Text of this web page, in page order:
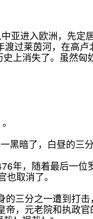
亚进入欧洲，先定
过莱茵河，在高卢
上消失了。虽然匈
黑暗了，白昼的三
年，随着最后一位
取消了。
三分之一遭到打击
，元老院和执政官